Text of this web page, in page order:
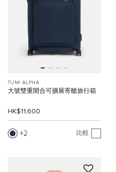
TUMI ALPHA
大號雙重開合可擴展寄艙旅行箱
HK$11,600
2 比較